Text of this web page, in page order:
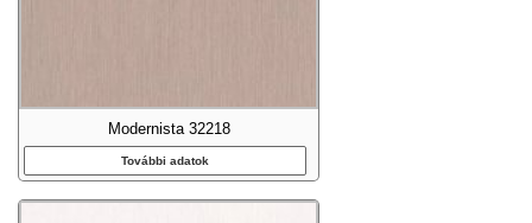
Modernista 32218
További adatok